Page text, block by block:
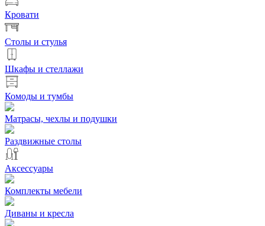
Кровати
Столы и стулья
Шкафы и стеллажи
Комоды и тумбы
Матрасы, чехлы и подушки
Раздвижные столы
Аксессуары
Комплекты мебели
Диваны и кресла